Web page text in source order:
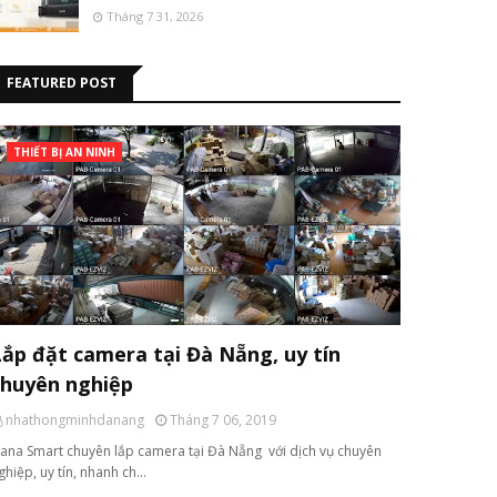
Tháng 7 31, 2026
FEATURED POST
THIẾT BỊ AN NINH
đặt camera tại Đà Nẵng, uy tín
nghiệp
nhathongminhdanang
Tháng 7 06, 2019
Smart chuyên lắp camera tại Đà Nẵng với dịch vụ chuyên
uy tín, nhanh ch…